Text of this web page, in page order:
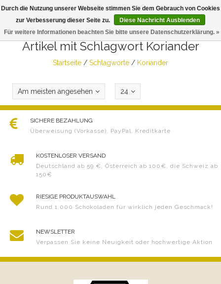
Artikel mit Schlagwort Koriander
Startseite / Schlagworte / Koriander
Am meisten angesehen 24
SICHERE BEZAHLUNG
Überweisung (Vorkasse), PayPal, Kreditkarte
KOSTENLOSER VERSAND
Deutschland ab 59 €, Österreich ab 100€, die Schweiz ab
150€
RIESIGE PRODUKTAUSWAHL
Rund 1.000 Schokoladen für wirklich jeden Geschmack!
NEWSLETTER
Verpassen Sie keine Neuigkeit oder hochwertige Aktion
Durch die Nutzung unserer Webseite stimmen Sie dem Gebrauch von Cookies
zur Verbesserung dieser Seite zu.
Diese Nachricht Ausblenden
Für weitere Informationen beachten Sie bitte unsere Datenschutzerklärung. »